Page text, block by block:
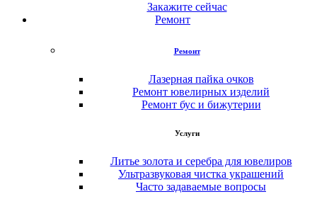
Закажите сейчас
Ремонт
Ремонт
Лазерная пайка очков
Ремонт ювелирных изделий
Ремонт бус и бижутерии
Услуги
Литье золота и серебра для ювелиров
Ультразвуковая чистка украшений
Часто задаваемые вопросы